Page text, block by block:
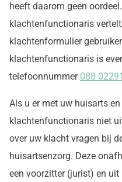
heeft daarom geen
klachtenfunctionaris
klachtenformulier
klachtenfunctionaris is
telefoonnummer 088
Als u er met uw huisarts
klachtenfunctionaris niet
over uw klacht vragen bij
huisartsenzorg. Deze
een voorzitter (jurist) en